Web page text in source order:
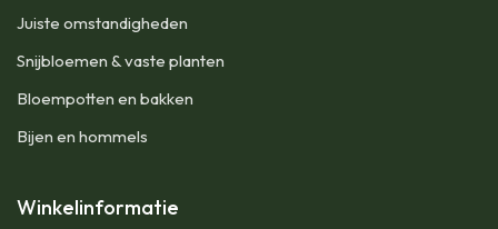
Juiste omstandigheden
Snijbloemen & vaste planten
Bloempotten en bakken
Bijen en hommels
Winkelinformatie